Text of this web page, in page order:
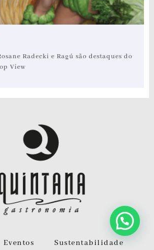
Radecki e Ragú são destaques do
View
Eventos Sustentabilidade